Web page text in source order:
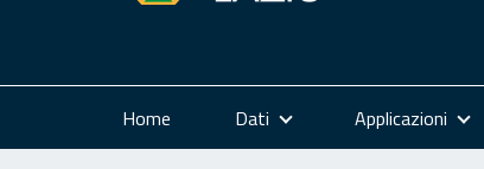
Home Dati Applicazioni